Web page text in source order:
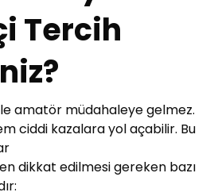
Tercih
amatör müdahaleye gelmez.
ciddi kazalara yol açabilir. Bu
dikkat edilmesi gereken bazı